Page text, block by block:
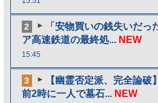
2
「安物買いの銭失いだ
ア高速鉄道の最終処... NEW
15:45
3
【幽霊否定派、完全論
前2時に一人で墓石... NEW